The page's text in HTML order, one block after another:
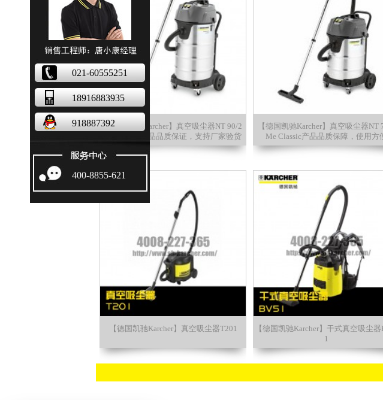
【德国凯驰Karcher】真空吸尘器NT 90/2
Me Classic产品品质保证，支持厂家验货
【德国凯驰Karcher】真空吸尘器NT
Me Classic产品品质保障，使用方
【德国凯驰Karcher】真空吸尘器T201
【德国凯驰Karcher】干式真空吸尘
1
021-60555251
18916883935
918887392
400-8855-621